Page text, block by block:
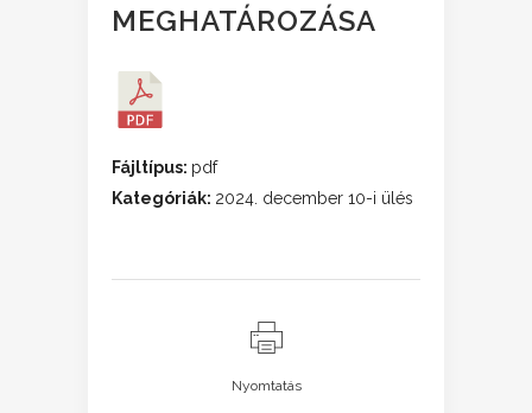
MEGHATÁROZÁSA
Fájltípus: pdf
Kategóriák: 2024. december 10-i ülés
Nyomtatás